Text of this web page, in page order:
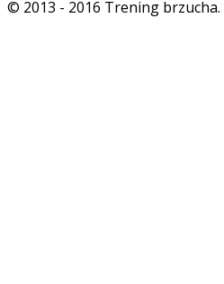
© 2013 - 2016 Trening brzucha.